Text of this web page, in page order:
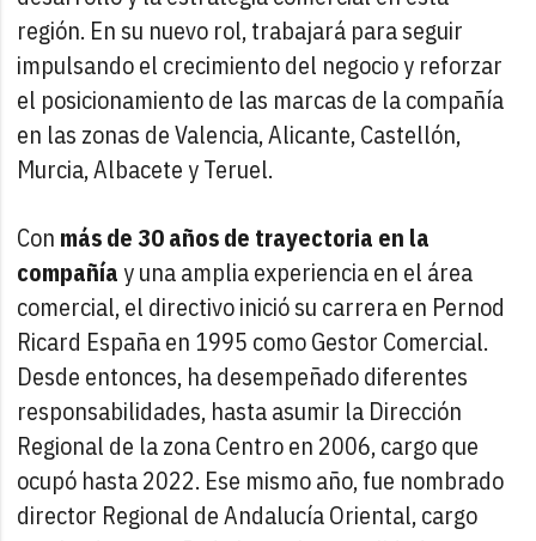
región. En su nuevo rol, trabajará para seguir
impulsando el crecimiento del negocio y reforzar
el posicionamiento de las marcas de la compañía
en las zonas de Valencia, Alicante, Castellón,
Murcia, Albacete y Teruel.
Con más de 30 años de trayectoria en la
compañíay una amplia experiencia en el área
comercial, el directivo inició su carrera en Pernod
Ricard España en 1995 como Gestor Comercial.
Desde entonces, ha desempeñado diferentes
responsabilidades, hasta asumir la Dirección
Regional de la zona Centro en 2006, cargo que
ocupó hasta 2022. Ese mismo año, fue nombrado
director Regional de Andalucía Oriental, cargo